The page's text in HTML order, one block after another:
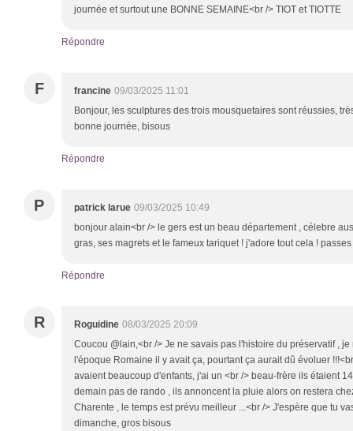
journée et surtout une BONNE SEMAINE<br /> TIOT et TIOTTE
Répondre
F francine 09/03/2025 11:01
Bonjour, les sculptures des trois mousquetaires sont réussies,
bonne journée, bisous
Répondre
P patrick larue 09/03/2025 10:49
bonjour alain<br /> le gers est un beau département , célebre
gras, ses magrets et le fameux tariquet ! j'adore tout cela !
Répondre
R Roguidine 08/03/2025 20:09
Coucou @lain,<br /> Je ne savais pas l'histoire du préservatif ,
l'époque Romaine il y avait ça, pourtant ça aurait dû évoluer
avaient beaucoup d'enfants, j'ai un <br /> beau-frère ils étaient
demain pas de rando , ils annoncent la pluie alors on restera
Charente , le temps est prévu meilleur ...<br /> J'espère que tu
dimanche, gros bisous